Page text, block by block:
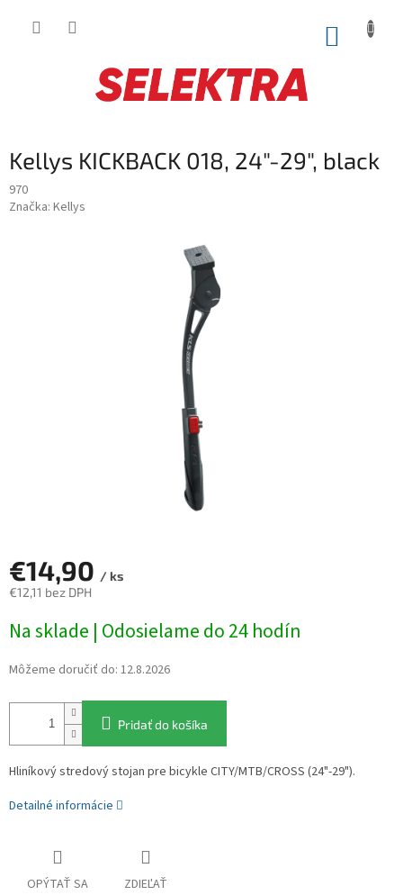
Kellys KICKBACK 018, 24"-29", black
970
Značka: Kellys
€14,90 / ks
€12,11 bez DPH
cena:
Na sklade | Odosielame do 24 hodín
Môžeme doručiť do: 12.8.2026
Pridať do košíka
Hliníkový stredový stojan pre bicykle CITY/MTB/CROSS (24"-29").
Detailné informácie
OPÝTAŤ SA ZDIEĽAŤ